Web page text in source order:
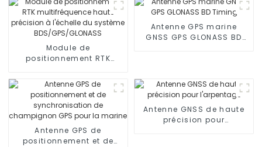
Module de
positionnement RTK
précision à l'échelle du
système
BDS/GPS/GLONASS
Antenne GPS marine
GNSS GPS GLONASS BD
Antenne GPS de
positionnement et de
Antenne GNSS de haute
précision pour